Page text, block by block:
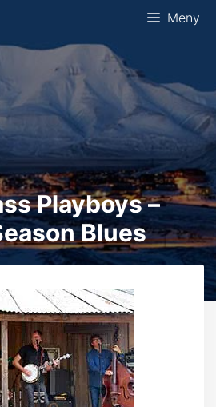
Meny
Playboys –
Blues